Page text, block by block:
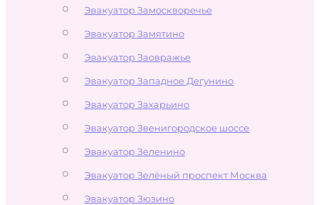
Эвакуатор Замоскворечье
Эвакуатор Замятино
Эвакуатор Заовражье
Эвакуатор Западное Дегунино
Эвакуатор Захарьино
Эвакуатор Звенигородское шоссе
Эвакуатор Зеленино
Эвакуатор Зелёный проспект Москва
Эвакуатор Зюзино